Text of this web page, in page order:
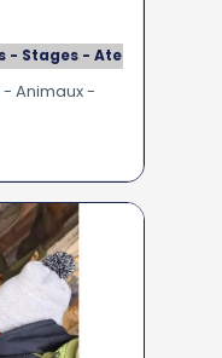
Stages - Ateliers
Animaux -